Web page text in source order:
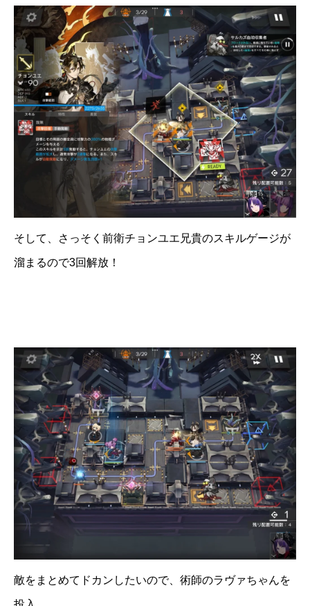
そして、さっそく前衛チョンユエ兄貴のスキルゲージが
溜まるので3回解放！
敵をまとめてドカンしたいので、術師のラヴァちゃんを